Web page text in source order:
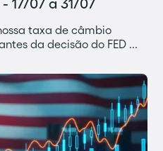
17/07 a 31/07
taxa de câmbio
da decisão do FED ...